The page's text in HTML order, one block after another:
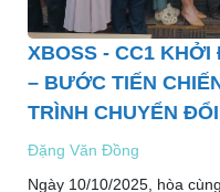
XBOSS - CC1
– BƯỚC TIẾN
TRÌNH CHUYỂN
Đặng Văn Đồng
Ngày 10/10/2025, hòa